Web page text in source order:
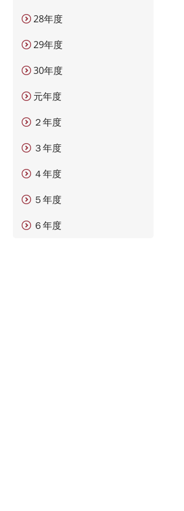
28年度
29年度
30年度
元年度
２年度
３年度
４年度
５年度
６年度